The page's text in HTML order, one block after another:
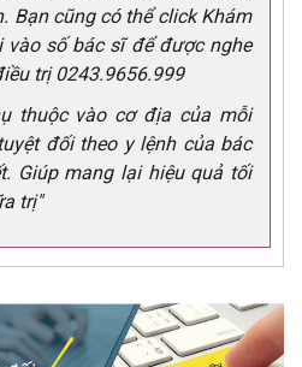
Bạn cũng có thể click Khám
vào số bác sĩ để được nghe
trị 0243.9656.999
thuộc vào cơ địa của mỗi
đối theo y lệnh của bác
Giúp mang lại hiệu quả tối
trị"